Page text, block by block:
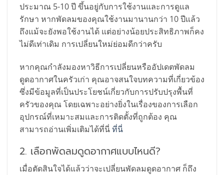
ประมาณ 5-10 ปี ขึ้นอยู่กับการใช้งานและการดูแล
รักษา หากพัดลมของคุณใช้งานมานานกว่า 10 ปีแล้ว
ถึงแม้จะยังพอใช้งานได้ แต่อย่างน้อยประสิทธิภาพก็คง
ไม่ดีเท่าเดิม การเปลี่ยนใหม่ย่อมดีกว่าครับ
หากคุณกำลังมองหาวิธีการเปลี่ยนหรืออัปเดตพัดลม
ดูดอากาศในครัวเก่า คุณอาจสนใจบทความที่เกี่ยวข้อง
ซึ่งมีข้อมูลที่เป็นประโยชน์เกี่ยวกับการปรับปรุงพื้นที่
ครัวของคุณ โดยเฉพาะอย่างยิ่งในเรื่องของการเลือก
อุปกรณ์ที่เหมาะสมและการติดตั้งที่ถูกต้อง คุณ
สามารถอ่านเพิ่มเติมได้ที่นี่ที่นี่
2. เลือกพัดลมดูดอากาศแบบไหนดี?
เมื่อตัดสินใจได้แล้วว่าจะเปลี่ยนพัดลมดูดอากาศ ก็ถึง